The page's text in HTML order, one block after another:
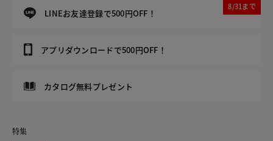
LINEお友達登録で500円OFF！
8/31まで
アプリダウンロードで500円OFF！
カタログ無料プレゼント
特集